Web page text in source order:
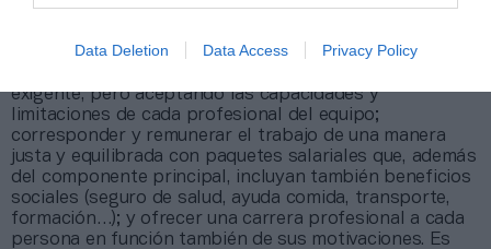
Data Deletion Data Access Privacy Policy
profesional se produce por el desencaje con el
gerentes de equipo deben aprender a gestionar bien a
exigente, pero aceptando las capacidades y
limitaciones de cada profesional del equipo;
corresponder y remunerar el trabajo de una manera
justa y equilibrada con paquetes salariales que, además
del componente principal, incluyan también beneficios
sociales (seguro de salud, ayuda comida, transporte,
formación…); y ofrecer una carrera profesional a cada
persona en función también de sus motivaciones. Es